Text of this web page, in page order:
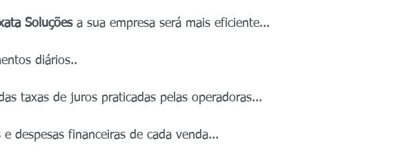
Soluções a sua empresa será mais eficiente...
diários..
taxas de juros praticadas pelas operadoras...
despesas financeiras de cada venda...